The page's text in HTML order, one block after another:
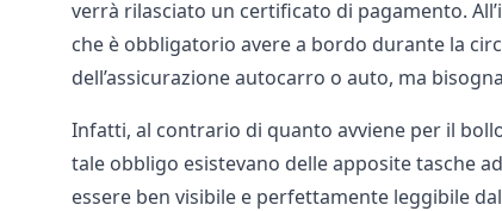
verrà rilasciato un certificato di pagamento.
che è obbligatorio avere a bordo durante la
dell’assicurazione autocarro o auto, ma
Infatti, al contrario di quanto avviene per il
tale obbligo esistevano delle apposite tasche
essere ben visibile e perfettamente leggibile